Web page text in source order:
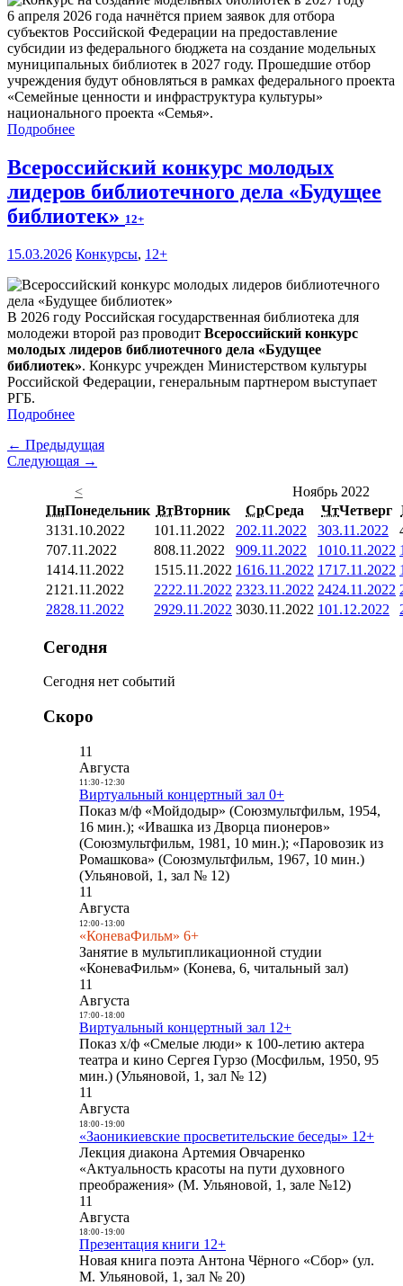
6 апреля 2026 года начнётся прием заявок для отбора
субъектов Российской Федерации на предоставление
субсидии из федерального бюджета на создание модельных
муниципальных библиотек в 2027 году. Прошедшие отбор
учреждения будут обновляться в рамках федерального проекта
«Семейные ценности и инфраструктура культуры»
национального проекта «Семья».
Подробнее
Всероссийский конкурс молодых
лидеров библиотечного дела «Будущее
библиотек» 12+
15.03.2026 Конкурсы, 12+
В 2026 году Российская государственная библиотека для
молодежи второй раз проводит Всероссийский конкурс
молодых лидеров библиотечного дела «Будущее
библиотек». Конкурс учрежден Министерством культуры
Российской Федерации, генеральным партнером выступает
РГБ.
Подробнее
← Предыдущая
Следующая →
<
Ноябрь 2022
ПнПонедельник ВтВторник СрСреда ЧтЧетверг
3131.10.2022 101.11.2022 202.11.2022 303.11.2022
707.11.2022 808.11.2022 909.11.2022 1010.11.2022
1414.11.2022 1515.11.2022 1616.11.2022 1717.11.2022
21 21.11.2022 2222.11.2022 2323.11.2022 2424.11.2022
2828.11.2022 2929.11.2022 3030.11.2022 101.12.2022
Сегодня
Сегодня нет событий
Скоро
11
Августа
11:30- 12:30
Виртуальный концертный зал 0+
Показ м/ф «Мойдодыр» (Союзмультфильм, 1954,
16 мин.); «Ивашка из Дворца пионеров»
(Союзмультфильм, 1981, 10 мин.); «Паровозик из
Ромашкова» (Союзмультфильм, 1967, 10 мин.)
(Ульяновой, 1, зал № 12)
11
Августа
12:00- 13:00
«КоневаФильм» 6+
Занятие в мультипликационной студии
«КоневаФильм» (Конева, 6, читальный зал)
11
Августа
17:00- 18:00
Виртуальный концертный зал 12+
Показ х/ф «Смелые люди» к 100-летию актера
театра и кино Сергея Гурзо (Мосфильм, 1950, 95
мин.) (Ульяновой, 1, зал № 12)
11
Августа
18:00- 19:00
«Заоникиевские просветительские беседы» 12+
Лекция диакона Артемия Овчаренко
«Актуальность красоты на пути духовного
преображения» (М. Ульяновой, 1, зале №12)
11
Августа
18:00- 19:00
Презентация книги 12+
Новая книга поэта Антона Чёрного «Сбор» (ул.
М. Ульяновой, 1, зал № 20)